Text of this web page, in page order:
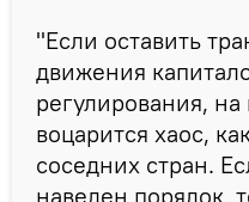
"Если оставить
движения
регулирования,
воцарится хаос,
соседних стран.
наведен порядок,